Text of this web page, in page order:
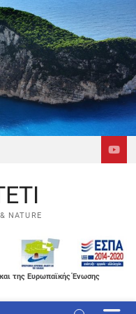
εργαλείων
NATURE
της Ευρωπαϊκής Ένωσης
M